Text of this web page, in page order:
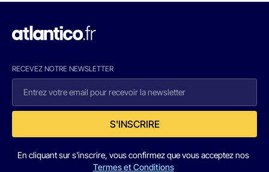
RECEVEZ NOTRE NEWSLETTER
S'INSCRIRE
En cliquant sur s'inscrire, vous confirmez que vous acceptez nos
Termes et Conditions